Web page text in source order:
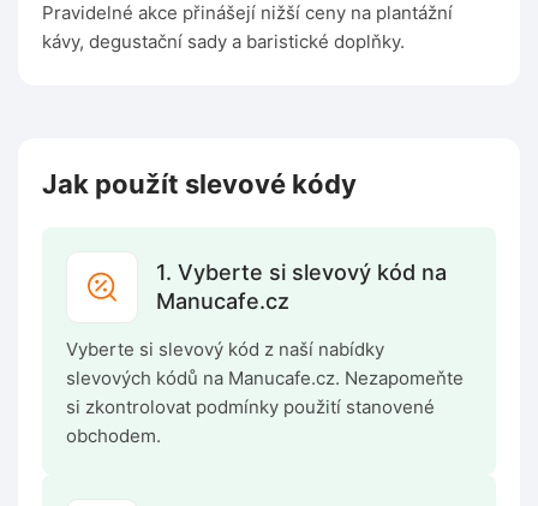
Pravidelné akce přinášejí nižší ceny na plantážní
kávy, degustační sady a baristické doplňky.
Jak použít slevové kódy
1. Vyberte si slevový kód na
Manucafe.cz
Vyberte si slevový kód z naší nabídky
slevových kódů na Manucafe.cz. Nezapomeňte
si zkontrolovat podmínky použití stanovené
obchodem.